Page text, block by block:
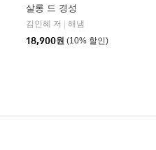
살롱 드 경성
김인혜 저
해냄
18,900원 (10% 할인)